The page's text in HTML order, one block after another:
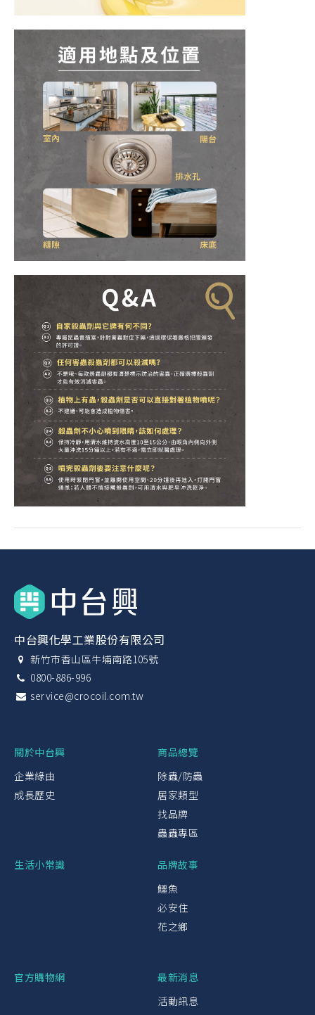
中台興化學工業股份有限公司
新竹市香山區牛埔南路105號
0800-886-996
service@crocoil.com.tw
關於中台興
企業緣由
成長歷史
商品總覽
除蟲/防蟲
居家類型
找品牌
蟲蟲專區
生活小常識
品牌故事
鱷魚
必安住
花之鄉
官方購物網
最新消息
活動訊息